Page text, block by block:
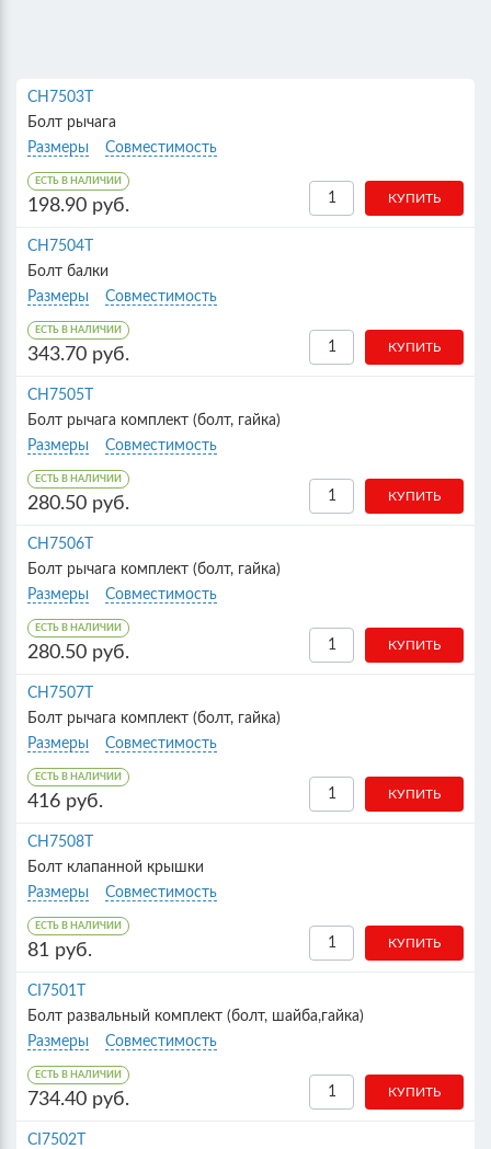
CH7503T
Болт рычага
Размеры
Совместимость
198.90 руб.
ЕСТЬ В НАЛИЧИИ
CH7504T
Болт балки
Размеры
Совместимость
343.70 руб.
ЕСТЬ В НАЛИЧИИ
CH7505T
Болт рычага комплект (болт, гайка)
Размеры
Совместимость
280.50 руб.
ЕСТЬ В НАЛИЧИИ
CH7506T
Болт рычага комплект (болт, гайка)
Размеры
Совместимость
280.50 руб.
ЕСТЬ В НАЛИЧИИ
CH7507T
Болт рычага комплект (болт, гайка)
Размеры
Совместимость
416 руб.
ЕСТЬ В НАЛИЧИИ
CH7508T
Болт клапанной крышки
Размеры
Совместимость
81 руб.
ЕСТЬ В НАЛИЧИИ
CI7501T
Болт развальный комплект (болт, шайба,гайка)
Размеры
Совместимость
734.40 руб.
ЕСТЬ В НАЛИЧИИ
CI7502T